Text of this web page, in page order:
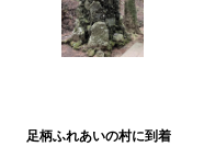
足柄ふれあいの村に到着